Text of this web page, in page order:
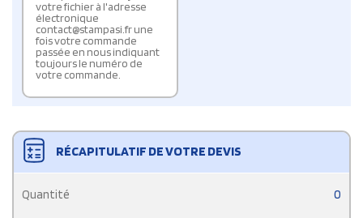
votre fichier à l'adresse
électronique
contact@stampasi.fr une
fois votre commande
passée en nous indiquant
toujours le numéro de
votre commande.
RÉCAPITULATIF DE VOTRE DEVIS
Quantité 0